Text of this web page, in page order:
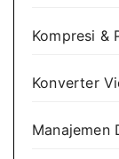
Kompresi &
Konverter
Manajemen